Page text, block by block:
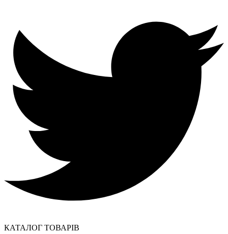
КАТАЛОГ ТОВАРІВ